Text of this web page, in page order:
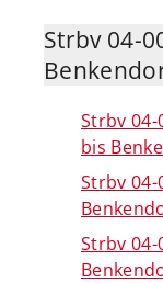
Strbv 04-
Strbv
bis
Strbv
Strbv